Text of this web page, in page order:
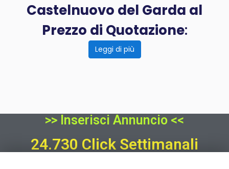
Castelnuovo del Garda al
Prezzo di Quotazione:
Leggi di più
>> Inserisci Annuncio <<
24.730 Click Settimanali